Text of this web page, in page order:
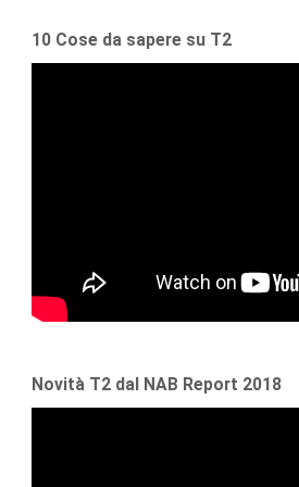
10 Cose da sapere su T2
Novità T2 dal NAB Report 2018